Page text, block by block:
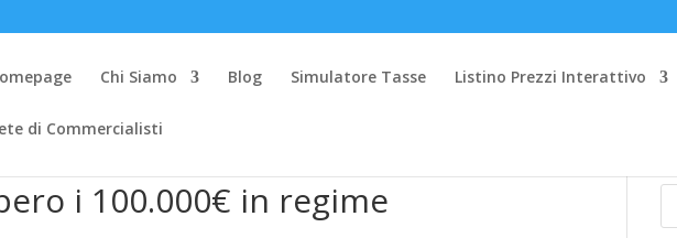
Chi Siamo Blog Simulatore Tasse Listino Prezzi Interattivo
di Commercialisti
i 100.000€ in regime